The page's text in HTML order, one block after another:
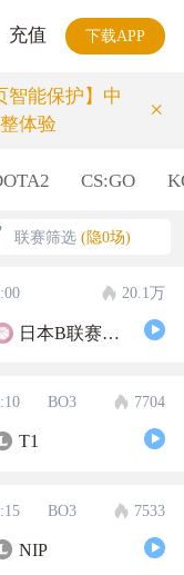
充值 下载APP
智能保护】中
体验
×
CS:GO
联赛筛选 (隐0场)
20.1万
日本B联赛联队
BO3 7704
T1
BO3 7533
NIP